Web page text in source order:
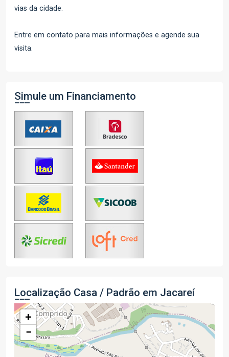
vias da cidade.
Entre em contato para mais informações e agende sua
visita.
Simule um Financiamento
Localização Casa / Padrão em Jacareí
+
−